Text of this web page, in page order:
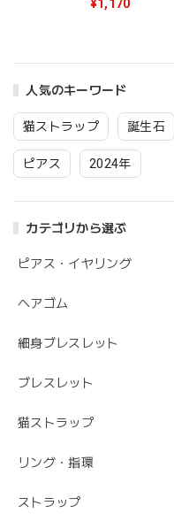
人気のキーワード
猫ストラップ 誕生石
ピアス 2024年
カテゴリから選ぶ
ピアス・イヤリング
ヘアゴム
細身ブレスレット
ブレスレット
猫ストラップ
リング・指環
ストラップ
水晶 天然石 5号 ゴ
ース ハンドメイド
メール便 誕生日プレ
¥1,170